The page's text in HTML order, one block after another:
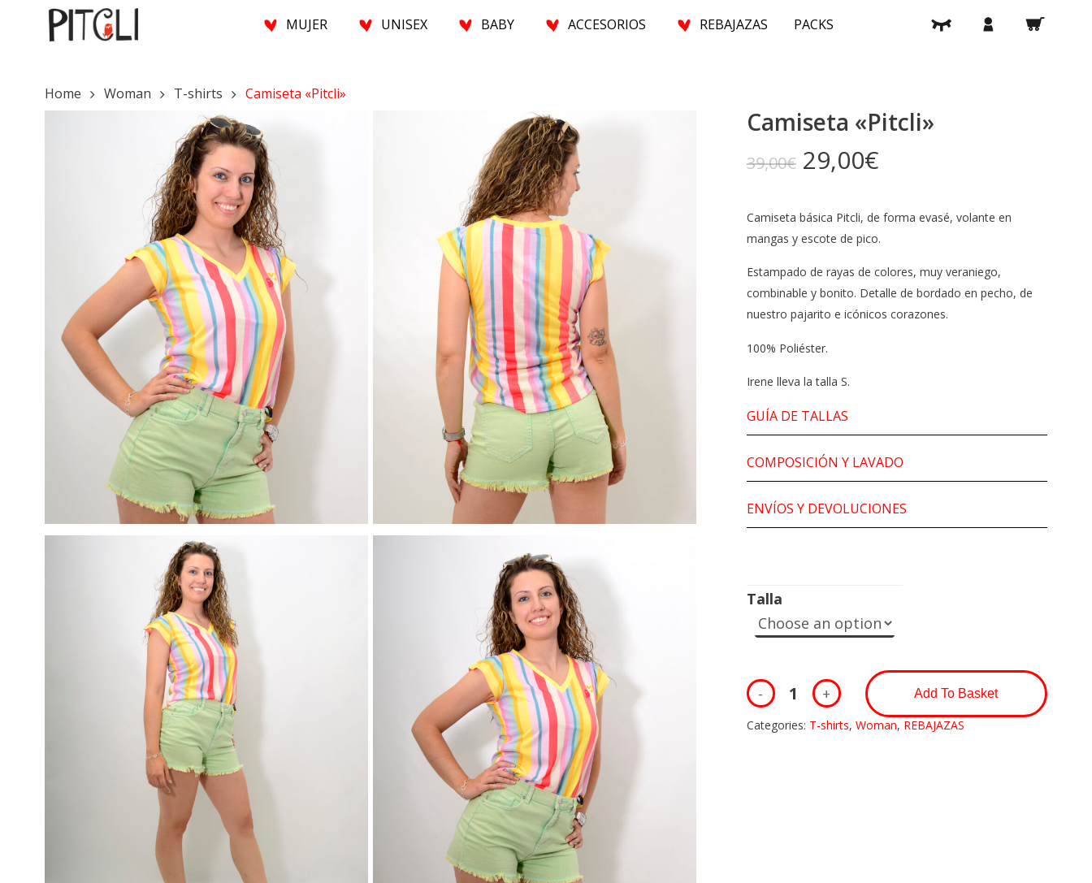
Hit enter to search or ESC to close
MUJER UNISEX BABY ACCESORIOS REBAJAZAS PACKS searchaccount
Home Woman T-shirts Camiseta «Pitcli»
Camiseta «Pitcli»
39,00€ Original
price
was:
39,00€.
29,00€Current
is:
29,00€.
Camiseta básica Pitcli, de forma evasé, volante en
mangas y escote de pico.
Estampado de rayas de colores, muy veraniego,
combinable y bonito. Detalle de bordado en pecho, de
nuestro pajarito e icónicos corazones.
100% Poliéster.
Irene lleva la talla S.
GUÍA DE TALLAS
COMPOSICIÓN Y LAVADO
ENVÍOS Y DEVOLUCIONES
Talla
Add To Basket
Categories: T-shirts, Woman, REBAJAZAS